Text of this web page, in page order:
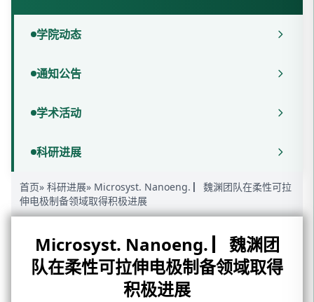
学院动态
通知公告
学术活动
科研进展
首页» 科研进展» Microsyst. Nanoeng. ▏魏渊团队在柔性可拉
伸电极制备领域取得积极进展
Microsyst. Nanoeng. ▏魏渊团
队在柔性可拉伸电极制备领域取得
积极进展